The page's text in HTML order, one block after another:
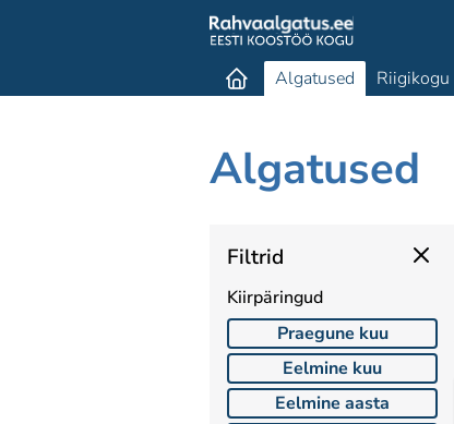
Algatused Riigikogu
Algatused
Filtrid
Kiirpäringud
Praegune kuu
Eelmine kuu
Eelmine aasta